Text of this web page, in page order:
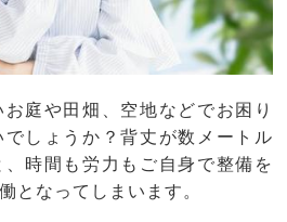
庭や田畑、空地などでお困り
しょうか？背丈が数メートル
時間も労力もご自身で整備を
となってしまいます。